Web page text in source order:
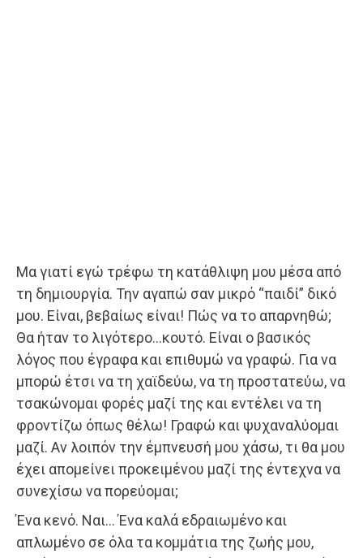
Μα γιατί εγώ τρέφω τη κατάθλιψη μου μέσα από
τη δημιουργία. Την αγαπώ σαν μικρό “παιδί” δικό
μου. Είναι, βεβαίως είναι! Πώς να το απαρνηθώ;
Θα ήταν το λιγότερο…κουτό. Είναι ο βασικός
λόγος που έγραφα και επιθυμώ να γραφώ. Για να
μπορώ έτσι να τη χαϊδεύω, να τη προστατεύω, να
τσακώνομαι φορές μαζί της και εντέλει να τη
φροντίζω όπως θέλω! Γραφώ και ψυχαναλύομαι
μαζί. Αν λοιπόν την έμπνευσή μου χάσω, τι θα μου
έχει απομείνει προκειμένου μαζί της έντεχνα να
συνεχίσω να πορεύομαι;
Ένα κενό. Ναι… Ένα καλά εδραιωμένο και
απλωμένο σε όλα τα κομμάτια της ζωής μου,